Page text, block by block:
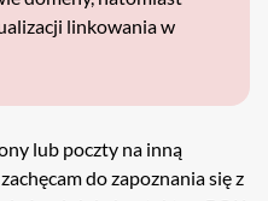
linkowania w
lub poczty na inną
do zapoznania się z